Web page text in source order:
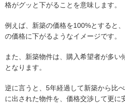
格がグッと下がることを意味します。
例えば、新築の価格を100%とすると
の価格に下がるようなイメージです。
また、新築物件は、購入希望者が多
となります。
逆に言うと、5年経過して新築から比
に出された物件を、価格交渉して更に